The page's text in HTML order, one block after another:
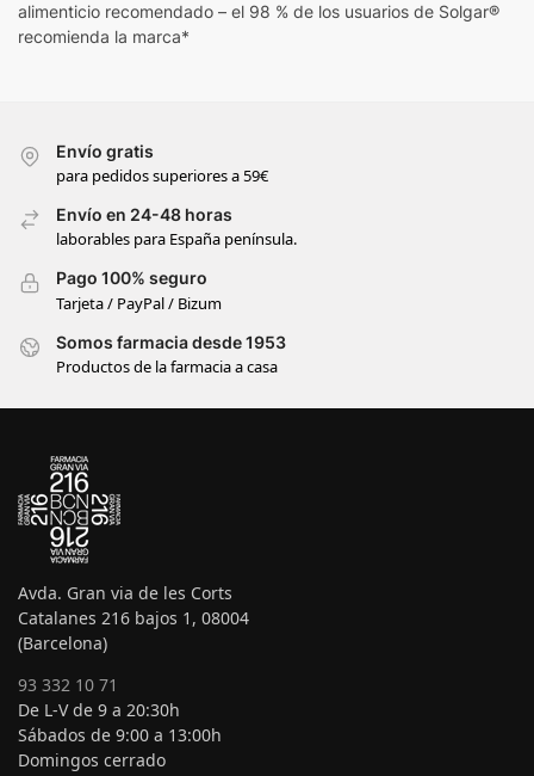
alimenticio recomendado – el 98 % de los usuarios de Solgar®
recomienda la marca*
Envío gratis
para pedidos superiores a 59€
Envío en 24-48 horas
laborables para España península.
Pago 100% seguro
Tarjeta / PayPal / Bizum
Somos farmacia desde 1953
Productos de la farmacia a casa
Avda. Gran via de les Corts
Catalanes 216 bajos 1, 08004
(Barcelona)
93 332 10 71
De L-V de 9 a 20:30h
Sábados de 9:00 a 13:00h
Domingos cerrado